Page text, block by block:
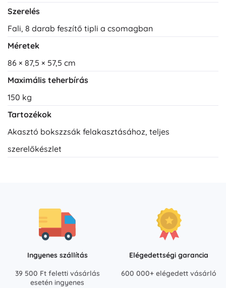
Szerelés
Fali, 8 darab feszítő tipli a csomagban
Méretek
86 × 87,5 × 57,5 cm
Maximális teherbírás
150 kg
Tartozékok
Akasztó bokszzsák felakasztásához, teljes
szerelőkészlet
Ingyenes szállítás
39 500 Ft feletti vásárlás
esetén ingyenes
Elégedettségi garancia
600 000+ elégedett vásárló